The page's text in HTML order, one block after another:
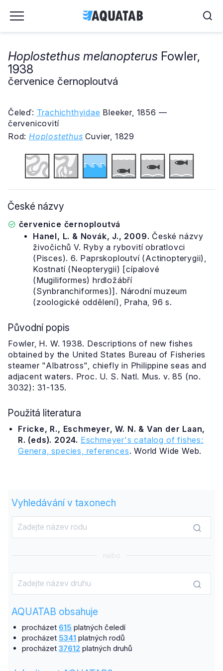
Hoplostethus melanopterus Fowler,
1938
červenice černoploutvá
Čeleď: Trachichthyidae Bleeker, 1856 —
červenicovití
Rod: Hoplostethus Cuvier, 1829
České názvy
červenice černoploutvá
Hanel, L. & Novák, J., 2009. České názvy
živočichů V. Ryby a rybovití obratlovci
(Pisces). 6. Paprskoploutví (Actinopterygii),
Kostnatí (Neopterygii) [cípalové
(Mugiliformes) hrdložábří
(Synbranchiformes)]. Národní muzeum
(zoologické oddělení), Praha, 96 s.
Původní popis
Fowler, H. W. 1938. Descriptions of new fishes
obtained by the United States Bureau of Fisheries
steamer "Albatross", chiefly in Philippine seas and
adjacent waters. Proc. U. S. Natl. Mus. v. 85 (no.
3032): 31-135.
Použitá literatura
Fricke, R., Eschmeyer, W. N. & Van der Laan,
R. (eds). 2024. Eschmeyer's catalog of fishes:
Genera, species, references. World Wide Web.
Vyhledávání v taxonech
nebo
AQUATAB obsahuje
procházet 615 platných čeledí
procházet 5341 platných rodů
procházet 37612 platných druhů